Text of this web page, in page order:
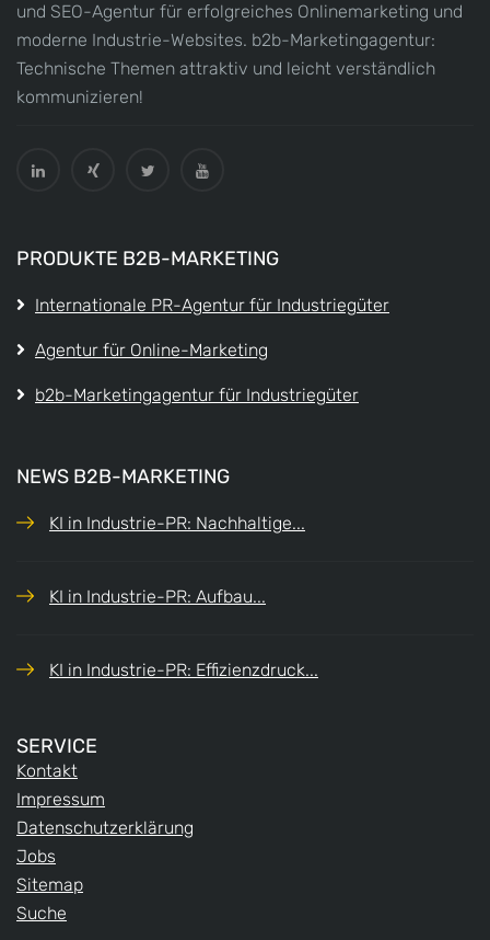
und SEO-Agentur für erfolgreiches Onlinemarketing und
moderne Industrie-Websites. b2b-Marketingagentur:
Technische Themen attraktiv und leicht verständlich
kommunizieren!
PRODUKTE B2B-MARKETING
Internationale PR-Agentur für Industriegüter
Agentur für Online-Marketing
b2b-Marketingagentur für Industriegüter
NEWS B2B-MARKETING
KI in Industrie-PR: Nachhaltige...
KI in Industrie-PR: Aufbau...
KI in Industrie-PR: Effizienzdruck...
SERVICE
Kontakt
Impressum
Datenschutzerklärung
Jobs
Sitemap
Suche